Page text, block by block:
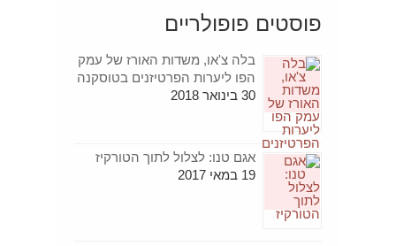
פוסטים פופולריים
בלה צ'או, משדות האורז של עמק
הפו ליערות הפרטיזנים בטוסקנה
30 בינואר 2018
אגם טנו: לצלול לתוך הטורקיז
19 במאי 2017